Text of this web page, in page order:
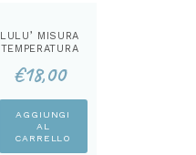
LULU’ MISURA
TEMPERATURA
€18,00
AGGIUNGI
AL
CARRELLO